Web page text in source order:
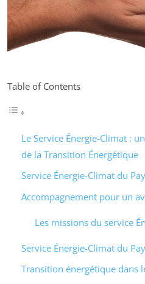
Table of Contents
Le Service Énergie-Climat :
de la Transition Énergétique
Service Énergie-Climat du
Accompagnement pour un
Les missions du service
Service Énergie-Climat du
Transition énergétique dans